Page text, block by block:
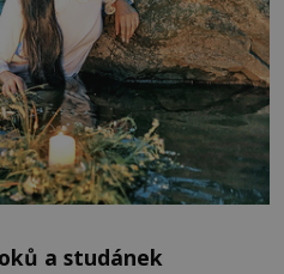
a studánek